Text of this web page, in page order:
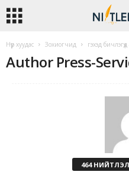
Нүүр хуудас Зохиогчид гэхэд
Author Press-
464 НИЙТЛЭЛ